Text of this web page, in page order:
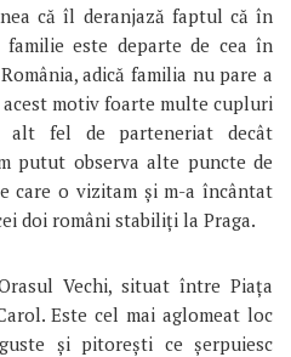
că îl deranjază faptul că în
familie este departe de cea în
adică familia nu pare a
motiv foarte multe cupluri
fel de parteneriat decât
putut observa alte puncte de
care o vizitam și m-a încântat
doi români stabiliți la Praga.
Vechi, situat între Piața
Este cel mai aglomeat loc
și pitorești ce șerpuiesc